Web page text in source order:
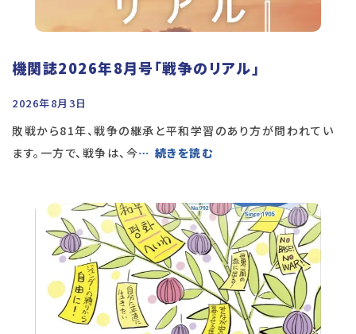
機関誌2026年8月号「戦争のリアル」
2026年8月3日
敗戦から81年、戦争の継承と平和学習のあり方が問われてい
ます。一方で、戦争は、今… 続きを読む